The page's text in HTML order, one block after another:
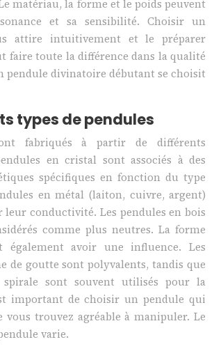
matériau, la forme et le poids peuvent
et sa sensibilité. Choisir un
attire intuitivement et le préparer
faire toute la différence dans la qualité
pendule divinatoire débutant se choisit
types de pendules
fabriqués à partir de différents
en cristal sont associés à des
spécifiques en fonction du type
en métal (laiton, cuivre, argent)
leur conductivité. Les pendules en bois
comme plus neutres. La forme
également avoir une influence. Les
de goutte sont polyvalents, tandis que
spirale sont souvent utilisés pour la
important de choisir un pendule qui
vous trouvez agréable à manipuler. Le
varie.